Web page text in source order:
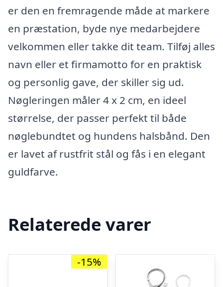
er den en fremragende måde at markere
en præstation, byde nye medarbejdere
velkommen eller takke dit team. Tilføj alles
navn eller et firmamotto for en praktisk
og personlig gave, der skiller sig ud.
Nøgleringen måler 4 x 2 cm, en ideel
størrelse, der passer perfekt til både
nøglebundtet og hundens halsbånd. Den
er lavet af rustfrit stål og fås i en elegant
guldfarve.
Relaterede varer
-15%